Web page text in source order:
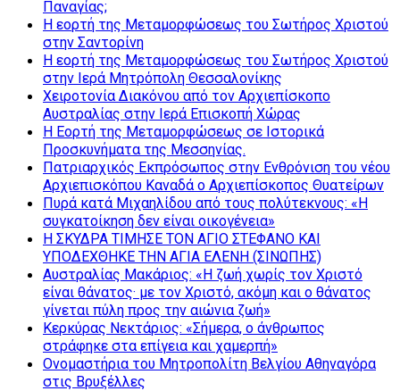
Παναγίας;
Η εορτή της Μεταμορφώσεως του Σωτήρος Χριστού
στην Σαντορίνη
Η εορτή της Μεταμορφώσεως του Σωτήρος Χριστού
στην Ιερά Μητρόπολη Θεσσαλονίκης
Χειροτονία Διακόνου από τον Αρχιεπίσκοπο
Αυστραλίας στην Ιερά Επισκοπή Χώρας
Η Εορτή της Μεταμορφώσεως σε Ιστορικά
Προσκυνήματα της Μεσσηνίας.
Πατριαρχικός Εκπρόσωπος στην Ενθρόνιση του νέου
Αρχιεπισκόπου Καναδά ο Αρχιεπίσκοπος Θυατείρων
Πυρά κατά Μιχαηλίδου από τους πολύτεκνους: «Η
συγκατοίκηση δεν είναι οικογένεια»
Η ΣΚΥΔΡΑ ΤΙΜΗΣΕ ΤΟΝ ΑΓΙΟ ΣΤΕΦΑΝΟ ΚΑΙ
ΥΠΟΔΕΧΘΗΚΕ ΤΗΝ ΑΓΙΑ ΕΛΕΝΗ (ΣΙΝΩΠΗΣ)
Αυστραλίας Μακάριος: «Η ζωή χωρίς τον Χριστό
είναι θάνατος· με τον Χριστό, ακόμη και ο θάνατος
γίνεται πύλη προς την αιώνια ζωή»
Κερκύρας Νεκτάριος: «Σήμερα, ο άνθρωπος
στράφηκε στα επίγεια και χαμερπή»
Ονομαστήρια του Μητροπολίτη Βελγίου Αθηναγόρα
στις Βρυξέλλες